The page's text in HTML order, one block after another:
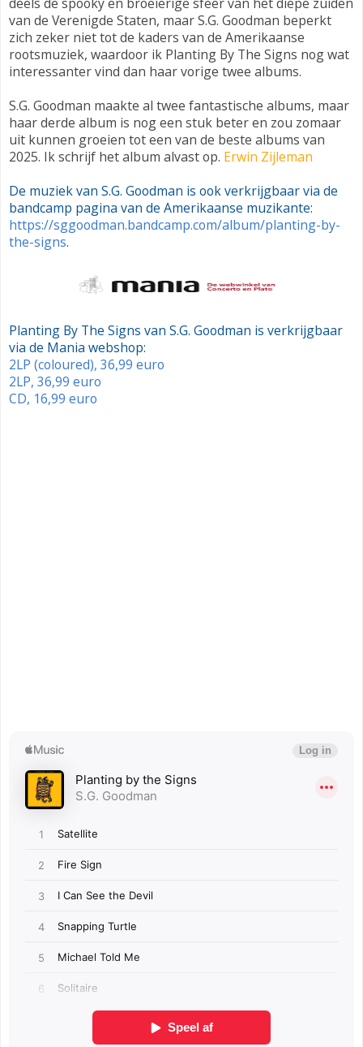
van de Verenigde Staten, maar S.G. Goodman beperkt
zich zeker niet tot de kaders van de Amerikaanse
rootsmuziek, waardoor ik Planting By The Signs nog wat
interessanter vind dan haar vorige twee albums.
S.G. Goodman maakte al twee fantastische albums, maar
haar derde album is nog een stuk beter en zou zomaar
uit kunnen groeien tot een van de beste albums van
2025. Ik schrijf het album alvast op. Erwin Zijleman
De muziek van S.G. Goodman is ook verkrijgbaar via de
bandcamp pagina van de Amerikaanse muzikante:
https://sggoodman.bandcamp.com/album/planting-by-
the-signs.
Planting By The Signs van S.G. Goodman is verkrijgbaar
via de Mania webshop:
2LP (coloured), 36,99 euro
2LP, 36,99 euro
CD, 16,99 euro